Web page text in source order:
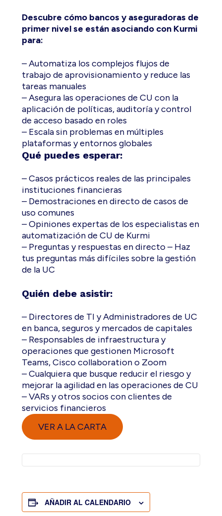
Descubre cómo bancos y aseguradoras de
primer nivel se están asociando con Kurmi
para:
– Automatiza los complejos flujos de
trabajo de aprovisionamiento y reduce las
tareas manuales
– Asegura las operaciones de CU con la
aplicación de políticas, auditoría y control
de acceso basado en roles
– Escala sin problemas en múltiples
plataformas y entornos globales
Qué puedes esperar:
– Casos prácticos reales de las principales
instituciones financieras
– Demostraciones en directo de casos de
uso comunes
– Opiniones expertas de los especialistas en
automatización de CU de Kurmi
– Preguntas y respuestas en directo – Haz
tus preguntas más difíciles sobre la gestión
de la UC
Quién debe asistir:
– Directores de TI y Administradores de UC
en banca, seguros y mercados de capitales
– Responsables de infraestructura y
operaciones que gestionen Microsoft
Teams, Cisco collaboration o Zoom
– Cualquiera que busque reducir el riesgo y
mejorar la agilidad en las operaciones de CU
– VARs y otros socios con clientes de
servicios financieros
VER A LA CARTA
AÑADIR AL CALENDARIO